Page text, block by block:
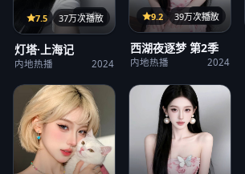
27集
7.5 37万次播放
灯塔·上海记
内地热播 2024
38集
9.2 39万次播放
西湖夜逐梦 第2季
内地热播 2024